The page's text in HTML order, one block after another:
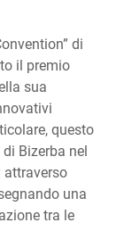
di
il premio
sua
questo
Bizerba nel
una
tra le